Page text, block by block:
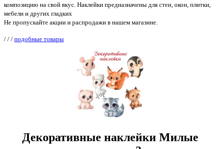
композицию на свой вкус. Наклейки предназначены для стен, окон, плитки,
мебели и других гладких
Не пропускайте акции и распродажи в нашем магазине.
/ / / подобные товары
Декоративные наклейки Милые